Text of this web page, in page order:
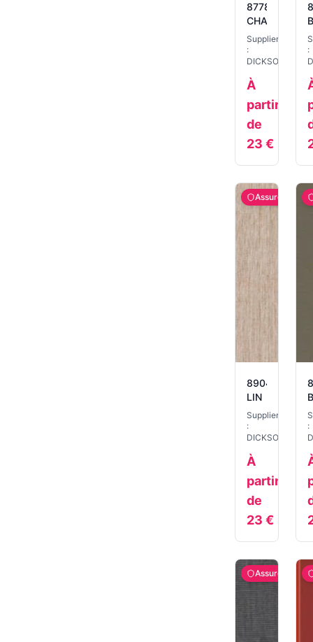
8778
CHARDON
Supplier
:
DICKSON
À
partir
de
23 €
:
Assuré
8904
LIN
Supplier
:
DICKSON
À
partir
de
23 €
:
Assuré